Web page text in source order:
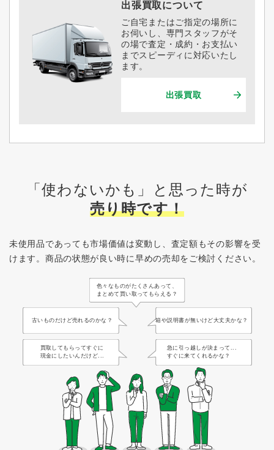
出張買取について
ご自宅またはご指定の場所に
お伺いし、専門スタッフがそ
の場で査定・成約・お支払い
までスピーディに対応いたし
ます。
出張買取
「使わないかも」と思った時が
売り時です！
未使用品であっても市場価値は変動し、査定額もその影響を受
けます。 商品の状態が良い時に早めの売却をご検討ください。
色々なものがたくさんあって、
まとめて買い取ってもらえる？
古いものだけど売れるのかな？ 箱や説明書が無いけど大丈夫かな？
買取してもらってすぐに
現金にしたいんだけど...
急に引っ越しが決まって...
すぐに来てくれるかな？